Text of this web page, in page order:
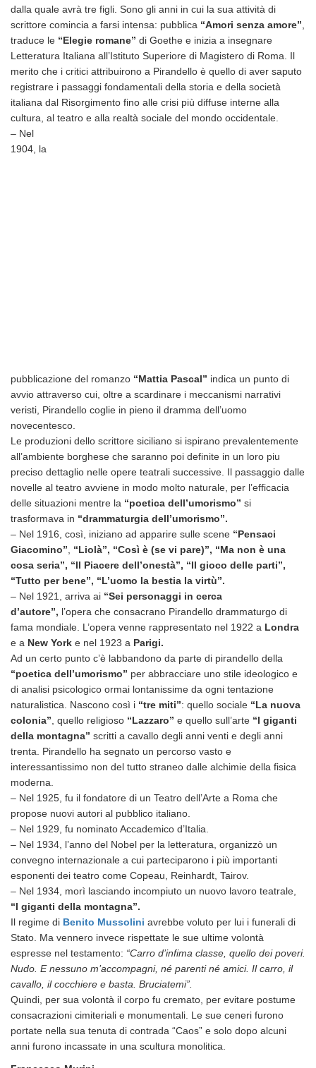
dalla quale avrà tre figli. Sono gli anni in cui la sua attività di
scrittore comincia a farsi intensa: pubblica “Amori senza amore”,
traduce le “Elegie romane” di Goethe e inizia a insegnare
Letteratura Italiana all’Istituto Superiore di Magistero di Roma. Il
merito che i critici attribuirono a Pirandello è quello di aver saputo
registrare i passaggi fondamentali della storia e della società
italiana dal Risorgimento fino alle crisi più diffuse interne alla
cultura, al teatro e alla realtà sociale del mondo occidentale.
– Nel
1904, la
pubblicazione del romanzo “Mattia Pascal” indica un punto di
avvio attraverso cui, oltre a scardinare i meccanismi narrativi
veristi, Pirandello coglie in pieno il dramma dell’uomo
novecentesco.
Le produzioni dello scrittore siciliano si ispirano prevalentemente
all’ambiente borghese che saranno poi definite in un loro piu
preciso dettaglio nelle opere teatrali successive. Il passaggio dalle
novelle al teatro avviene in modo molto naturale, per l’efficacia
delle situazioni mentre la “poetica dell’umorismo” si
trasformava in “drammaturgia dell’umorismo”.
– Nel 1916, così, iniziano ad apparire sulle scene “Pensaci
Giacomino”, “Liolà”, “Così è (se vi pare)”, “Ma non è una
cosa seria”, “Il Piacere dell’onestà”, “Il gioco delle parti”,
“Tutto per bene”, “L’uomo la bestia la virtù”.
– Nel 1921, arriva ai “Sei personaggi in cerca
d’autore”, l’opera che consacrano Pirandello drammaturgo di
fama mondiale. L’opera venne rappresentato nel 1922 a Londra
e a New York e nel 1923 a Parigi.
Ad un certo punto c’è labbandono da parte di pirandello della
“poetica dell’umorismo” per abbracciare uno stile ideologico e
di analisi psicologico ormai lontanissime da ogni tentazione
naturalistica. Nascono così i “tre miti”: quello sociale “La nuova
colonia”, quello religioso “Lazzaro” e quello sull’arte “I giganti
della montagna” scritti a cavallo degli anni venti e degli anni
trenta. Pirandello ha segnato un percorso vasto e
interessantissimo non del tutto straneo dalle alchimie della fisica
moderna.
– Nel 1925, fu il fondatore di un Teatro dell’Arte a Roma che
propose nuovi autori al pubblico italiano.
– Nel 1929, fu nominato Accademico d’Italia.
– Nel 1934, l’anno del Nobel per la letteratura, organizzò un
convegno internazionale a cui parteciparono i più importanti
esponenti dei teatro come Copeau, Reinhardt, Tairov.
– Nel 1934, morì lasciando incompiuto un nuovo lavoro teatrale,
“I giganti della montagna”.
Il regime di Benito Mussolini avrebbe voluto per lui i funerali di
Stato. Ma vennero invece rispettate le sue ultime volontà
espresse nel testamento: “Carro d’infima classe, quello dei poveri.
Nudo. E nessuno m’accompagni, né parenti né amici. Il carro, il
cavallo, il cocchiere e basta. Bruciatemi”.
Quindi, per sua volontà il corpo fu cremato, per evitare postume
consacrazioni cimiteriali e monumentali. Le sue ceneri furono
portate nella sua tenuta di contrada “Caos” e solo dopo alcuni
anni furono incassate in una scultura monolitica.